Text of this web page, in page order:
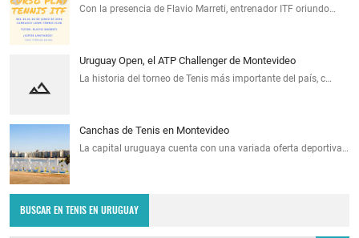
Con la presencia de Flavio Marreti, entrenador ITF oriundo…
Uruguay Open, el ATP Challenger de Montevideo
La historia del torneo de Tenis más importante del país, c…
Canchas de Tenis en Montevideo
La capital uruguaya cuenta con una variada oferta deportiva…
BUSCAR EN TENIS EN URUGUAY